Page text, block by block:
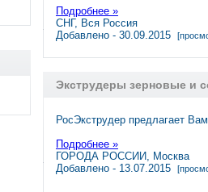
Подробнее »
СНГ, Вся Россия
Добавлено - 30.09.2015
Экструдеры зерновые и
РосЭкструдер предлагает
Подробнее »
ГОРОДА РОССИИ, Москва
Добавлено - 13.07.2015